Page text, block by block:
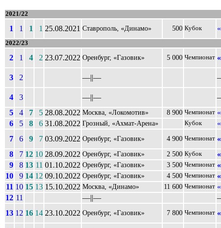
2021/22
1 1 1 1 25.08.2021 Ставрополь, «Динамо» 500 Кубок
2022/23
2 1 4 2 23.07.2022 Оренбург, «Газовик» 5 000 Чемпионат
3 2 ––||––
4 3 ––||––
5
4 7 5 28.08.2022 Москва, «Локомотив» 8 900 Чемпионат
6
5 8 6 31.08.2022 Грозный, «Ахмат-Арена» Кубок
7
6 9 7 03.09.2022 Оренбург, «Газовик» 4 900 Чемпионат
8
7 12 10 28.09.2022 Оренбург, «Газовик» 2 500 Кубок
9
8 13 11 01.10.2022 Оренбург, «Газовик» 3 500 Чемпионат
10
9 14 12 09.10.2022 Оренбург, «Газовик» 4 500 Чемпионат
11 10 15 13 15.10.2022 Москва, «Динамо» 11 600 Чемпионат
12 11 ––||––
13 12 16 14 23.10.2022 Оренбург, «Газовик» 7 800 Чемпионат